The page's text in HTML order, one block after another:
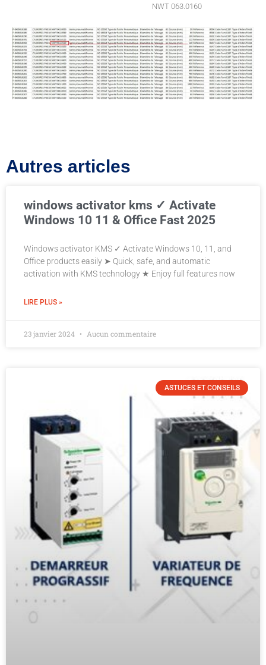
NWT 063.0160
Autres articles
windows activator kms ✓ Activate
Windows 10 11 & Office Fast 2025
Windows activator KMS ✓ Activate Windows 10, 11, and
Office products easily ➤ Quick, safe, and automatic
activation with KMS technology ★ Enjoy full features now
LIRE PLUS »
23 janvier 2024 Aucun commentaire
ASTUCES ET CONSEILS